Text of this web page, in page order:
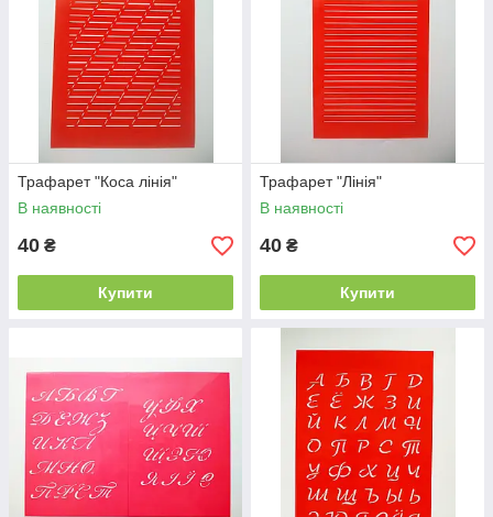
Трафарет "Коса лінія"
В наявності
40 ₴
Купити
Трафарет "Лінія"
В наявності
40 ₴
Купити